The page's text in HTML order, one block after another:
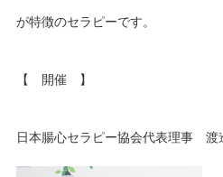
が特徴のセラピーです。
【 開催 】
日本腸心セラピー協会代表理事 渡